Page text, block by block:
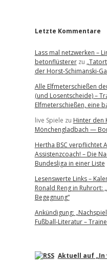
Letzte Kommentare
Lass mal netzwerken –
betonflüstererzu
der Horst-Schimanski-
Alle Elfmeterschießen
(und Losentscheide) –
Elfmeterschießen, eine
live Spiele zu Hinter den
Mönchengladbach —
Hertha BSC verpflichtet
Assistenzcoach! – Die
Bundesliga in einer Liste
Lesenswerte Links –
Ronald Reng in Ruhrort:
Begegnung“
Ankündigung:
Fußball-Literatur –
Aktuell auf „In